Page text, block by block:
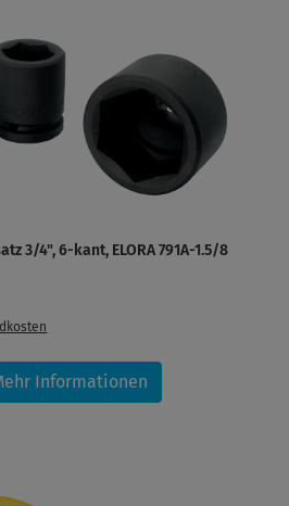
3/4", 6-kant, ELORA 791A-1.5/8
Informationen